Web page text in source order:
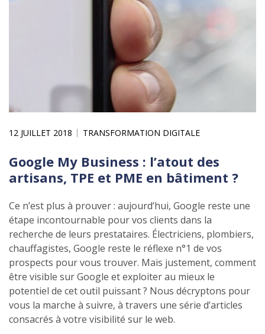
12 JUILLET 2018 TRANSFORMATION DIGITALE
Google My Business : l’atout des
artisans, TPE et PME en bâtiment ?
Ce n’est plus à prouver : aujourd’hui, Google reste une
étape incontournable pour vos clients dans la
recherche de leurs prestataires. Électriciens, plombiers,
chauffagistes, Google reste le réflexe n°1 de vos
prospects pour vous trouver. Mais justement, comment
être visible sur Google et exploiter au mieux le
potentiel de cet outil puissant ? Nous décryptons pour
vous la marche à suivre, à travers une série d’articles
consacrés à votre visibilité sur le web.